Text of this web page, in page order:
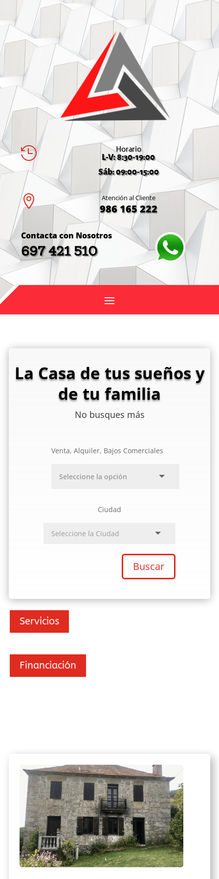
 Horario
L-V: 8:30-19:00
Sáb: 09:00-15:00
 Atención al Cliente
986 165 222
Contacta con Nosotros
697 421 510
La Casa de tus sueños y
de tu familia
No busques más
Venta, Alquiler, Bajos Comerciales
Ciudad
Buscar
Servicios
Financiación